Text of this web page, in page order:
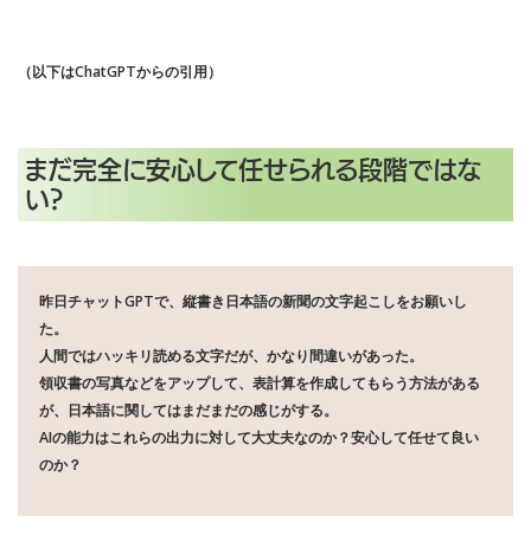
（以下はChatGPTからの引用）
まだ完全に安心して任せられる段階ではな
い?
昨日チャットGPTで、縦書き日本語の新聞の文字起こしをお願いし
た。
人間ではハッキリ読める文字だが、かなり間違いがあった。
領収書の写真などをアップして、表計算を作成してもらう方法がある
が、日本語に関してはまだまだの感じがする。
AIの能力はこれらの出力に対して大丈夫なのか？安心して任せて良い
のか？